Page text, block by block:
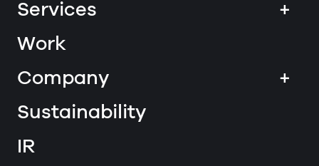
Services
+
Work
Company
+
Sustainability
IR